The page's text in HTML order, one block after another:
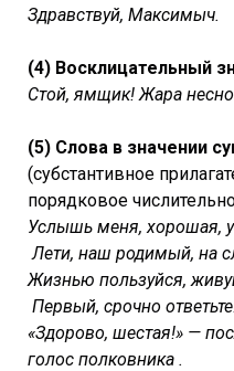
Здравствуй, Максимыч.
(4) Восклицательный
Стой, ямщик! Жара
(5) Слова в значении
(субстантивное
порядковое
Услышь меня, хорошая,
Лети, наш родимый, на
Жизнью пользуйся,
Первый, срочно
«Здорово, шестая!» —
голос полковника .